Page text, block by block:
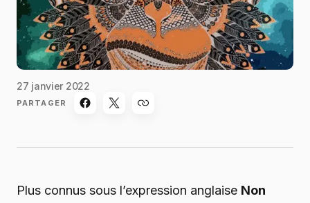
27 janvier 2022
PARTAGER
Plus connus sous l’expression anglaise Non